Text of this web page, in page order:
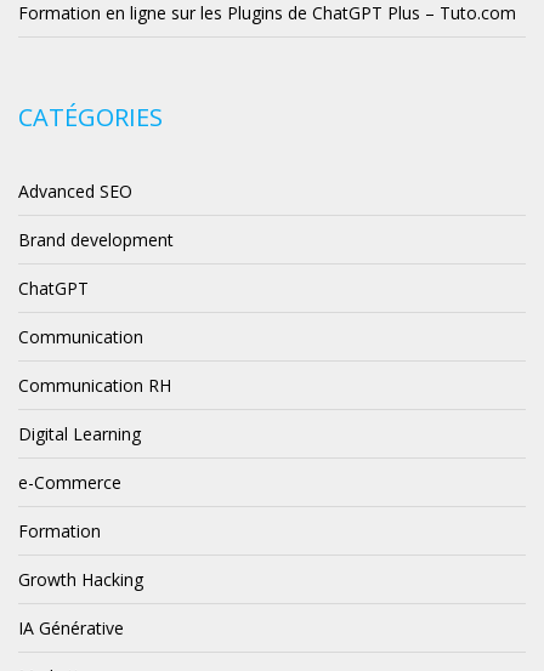
Formation en ligne sur les Plugins de ChatGPT Plus – Tuto.com
CATÉGORIES
Advanced SEO
Brand development
ChatGPT
Communication
Communication RH
Digital Learning
e-Commerce
Formation
Growth Hacking
IA Générative